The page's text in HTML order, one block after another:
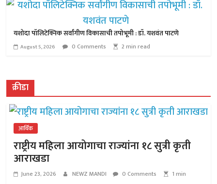
यशोदा पॉलिटेक्निक सर्वांगीण विकासाची तपोभूमी : डॉ. यशवंत पाटणे
August 5, 2026 0 Comments 2 min read
क्रीडा
आर्थिक
राष्ट्रीय महिला आयोगाचा राज्यांना १८ सुत्री कृती
आराखडा
June 23, 2026 NEWZ MANDI 0 Comments
1 min